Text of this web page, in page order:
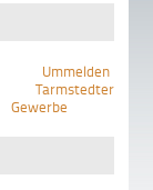
Ummelden
Tarmstedter
Gewerbe